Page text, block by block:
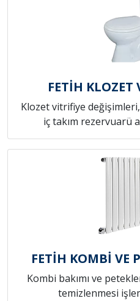
FETİH KLOZET
Klozet vitrifiye
iç takım rezervuarü
FETİH KOMBİ VE
Kombi bakımı ve
temizlenmesi